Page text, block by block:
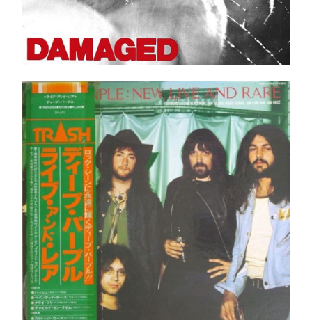
Deep Purple – New, Live And Rare LP- JAPAN
Pressing+OBI Shrink!
Ajouter au panier Détails